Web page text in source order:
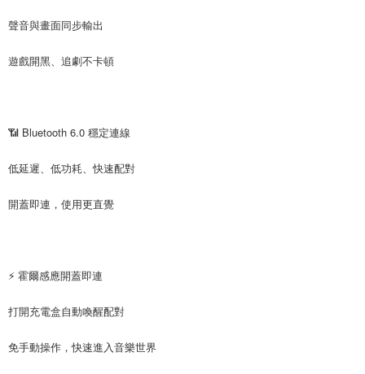
聲音與畫面同步輸出
遊戲開黑、追劇不卡頓
📶 Bluetooth 6.0 穩定連線
低延遲、低功耗、快速配對
開蓋即連，使用更直覺
⚡ 霍爾感應開蓋即連
打開充電盒自動喚醒配對
免手動操作，快速進入音樂世界